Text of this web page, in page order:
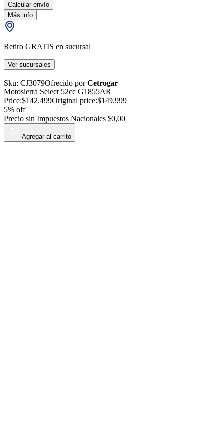
Calcular envío
Más info
Retiro GRATIS en sucursal
Ver sucursales
Sku: CJ3079Ofrecido porCetrogar
Motosierra Select 52cc G1855AR
Price:$142.499Original price:$149.999
5% off
Precio sin Impuestos Nacionales $0,00
Agregar al carrito